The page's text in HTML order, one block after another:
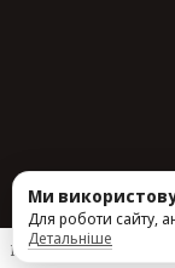
Інтернет-магазин
Ми
Для роботи сайту,
Детальніше